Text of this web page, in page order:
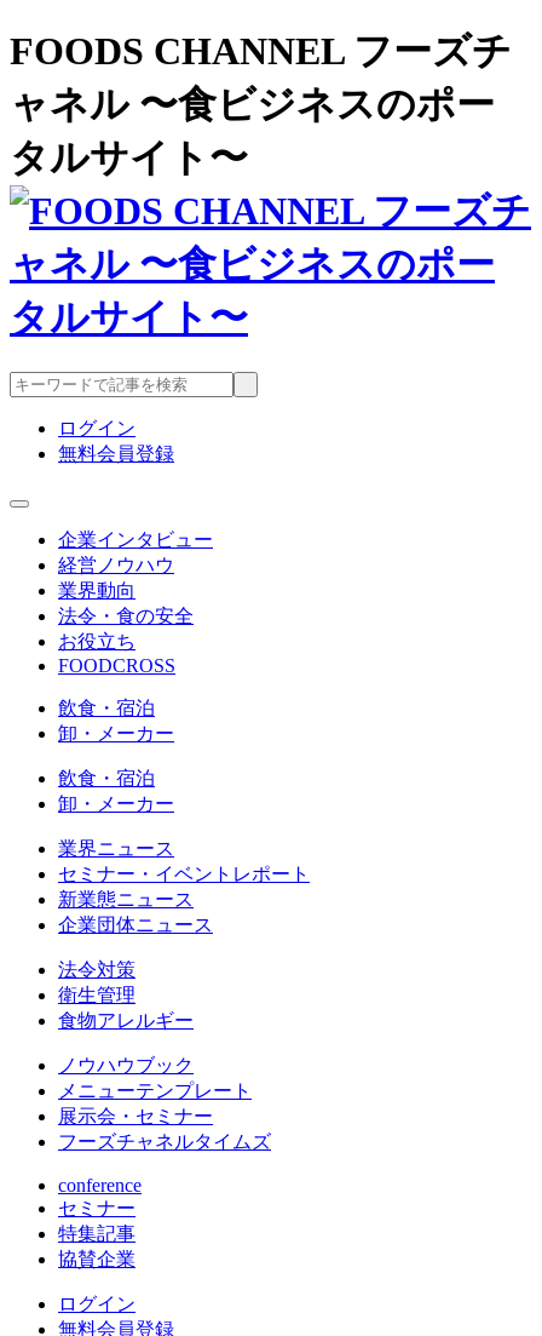
FOODS CHANNEL フーズチ
ャネル 〜食ビジネスのポー
タルサイト〜
ログイン
無料会員登録
企業インタビュー
経営ノウハウ
業界動向
法令・食の安全
お役立ち
FOODCROSS
飲食・宿泊
卸・メーカー
飲食・宿泊
卸・メーカー
業界ニュース
セミナー・イベントレポート
新業態ニュース
企業団体ニュース
法令対策
衛生管理
食物アレルギー
ノウハウブック
メニューテンプレート
展示会・セミナー
フーズチャネルタイムズ
conference
セミナー
特集記事
協賛企業
ログイン
無料会員登録